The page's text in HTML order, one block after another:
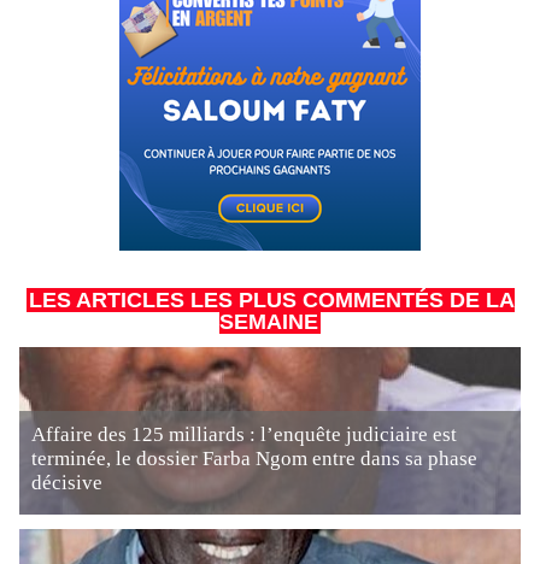
LES ARTICLES LES PLUS COMMENTÉS DE LA
SEMAINE
Affaire des 125 milliards : l’enquête judiciaire est
terminée, le dossier Farba Ngom entre dans sa phase
décisive